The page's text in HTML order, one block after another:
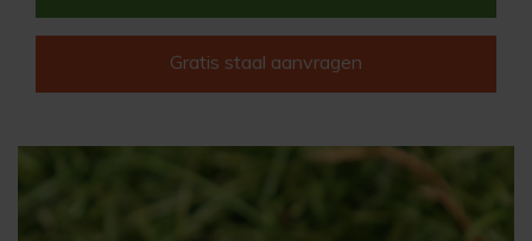
Gratis staal aanvragen